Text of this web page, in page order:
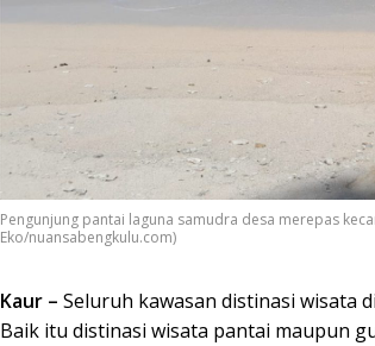
Pengunjung pantai laguna samudra desa merepas
Eko/nuansabengkulu.com)
Kaur – Seluruh kawasan distinasi wisata
Baik itu distinasi wisata pantai maupun